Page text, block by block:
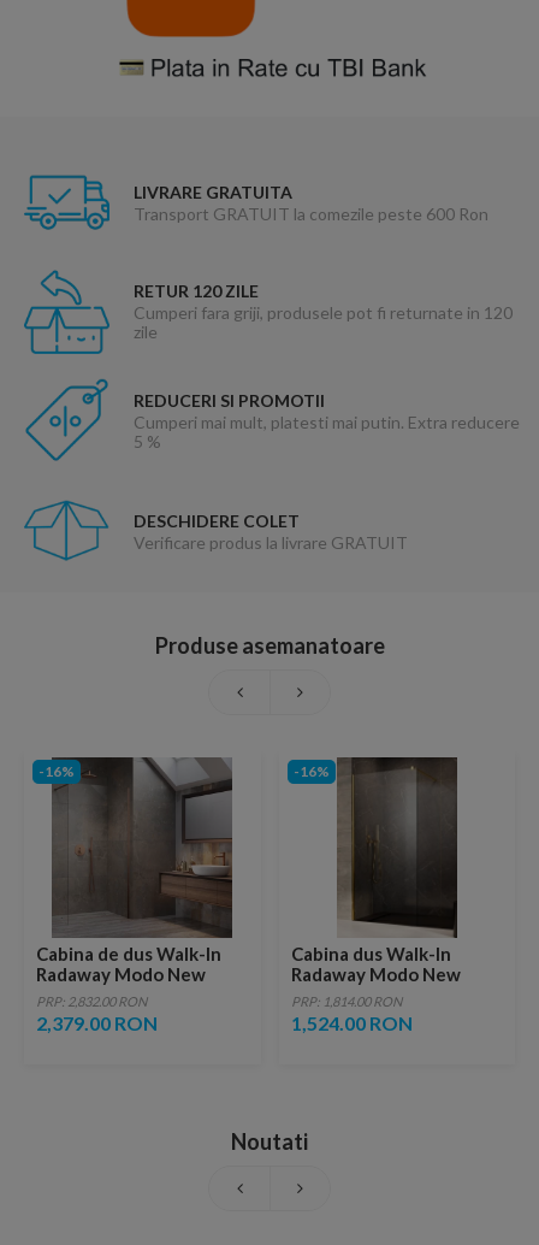
LIVRARE GRATUITA
Transport GRATUIT la comezile peste 600 Ron
RETUR 120 ZILE
Cumperi fara griji, produsele pot fi returnate in 120
zile
REDUCERI SI PROMOTII
Cumperi mai mult, platesti mai putin. Extra reducere
5 %
DESCHIDERE COLET
Verificare produs la livrare GRATUIT
Produse asemanatoare
-16%
Cabina de dus Walk-In
Radaway Modo New
Brushed Copper II
105x200 cm profil cupru
periat
PRP: 2,832.00 RON
2,379.00 RON
-16%
Cabina dus Walk-In
Radaway Modo New
Gold II, auriu, 50xH200
cm
PRP: 1,814.00 RON
1,524.00 RON
Noutati